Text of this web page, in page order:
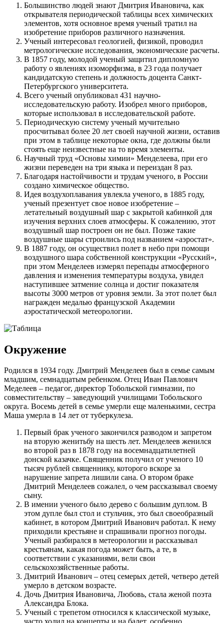
Большинство людей знают Дмитрия Ивановича, как
открывателя периодической таблицы всех химических
элементов, хотя основное время ученый тратил на
изобретение приборов различного назначения.
Ученый интересовал геологией, физикой, проводил
метрологические исследования, экономические расчеты.
В 1857 году, молодой ученый защитил дипломную
работу о явлениях изоморфизма, в 23 года получает
кандидатскую степень и должность доцента Санкт-
Петербургского университета.
Всего ученый опубликовал 431 научно-
исследовательскую работу. Изобрел много приборов,
которые использовал в исследовательской работе.
Периодическую систему ученый мучительно
просчитывал более 20 лет своей научной жизни, оставив
при этом в таблице некоторые окна, где должны были
стоять еще неизвестные на то время элементы.
Научный труд «Основы химии» Менделеева, при его
жизни переведен на три языка и переиздан 8 раз.
Благодаря настойчивости и трудам ученого, в России
создано химическое общество.
Идея воздухоплавания увлекла ученого, в 1885 году,
ученый презентует свое новое изобретение –
летательный воздушный шар с закрытой кабинкой для
изучения верхних слоев атмосферы. К сожалению, этот
воздушный шар построен он не был. Позже такие
воздушные шары строились под названием «аэростат».
В 1887 году, он осуществил полет в небо при помощи
воздушного шара собственной конструкции «Русский»,
при этом Менделеев измерял перепады атмосферного
давления и изменения температуры воздуха, увидел
наступившее затмение солнца и достиг показателя
высоты 3000 метров от уровня земли. За этот полет был
награжден медалью французской Академии
аэростатической метеорологии.
Окружение
Родился в 1934 году. Дмитрий Менделеев был в семье самым
младшим, семнадцатым ребенком. Отец Иван Павлович
Меделеев – педагог, директор Тобольской гимназии, по
совместительству – заведующий училищами Тобольского
округа. Восемь детей в семье умерли еще маленькими, сестра
Маша умерла в 14 лет от туберкулеза.
Первый брак ученого закончился разводом и запретом
на вторую женитьбу на шесть лет. Менделеев женился
во второй раз в 1878 году на восемнадцатилетней
донской казачке. Священник получил от ученого 10
тысяч рублей священнику, которого вскоре за
нарушение запрета лишили сана. О втором браке
Дмитрий Менделеев сожалел, о чем рассказывал своему
сыну.
В имении ученого было дерево с большим дуплом. В
этом дупле был стол и стульчик, это был своеобразный
кабинет, в котором Дмитрий Иванович работал. К нему
приходили крестьяне и спрашивали прогноз погоды.
Ученый разбирался в метеорологии и рассказывал
крестьянам, какая погода может быть, а те, в
соответствии с указаниями, вели свои
сельскохозяйственные работы.
Дмитрий Иванович – отец семерых детей, четверо детей
умерло в детском возрасте.
Дочь Дмитрия Ивановича, Любовь, стала женой поэта
Александра Блока.
Ученый с трепетом относился к классической музыке,